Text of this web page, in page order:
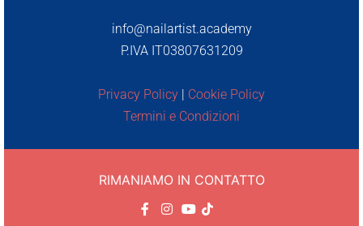
info@nailartist.academy
P.IVA IT03807631209
Privacy Policy | Cookie Policy
Termini e Condizioni
RIMANIAMO IN CONTATTO